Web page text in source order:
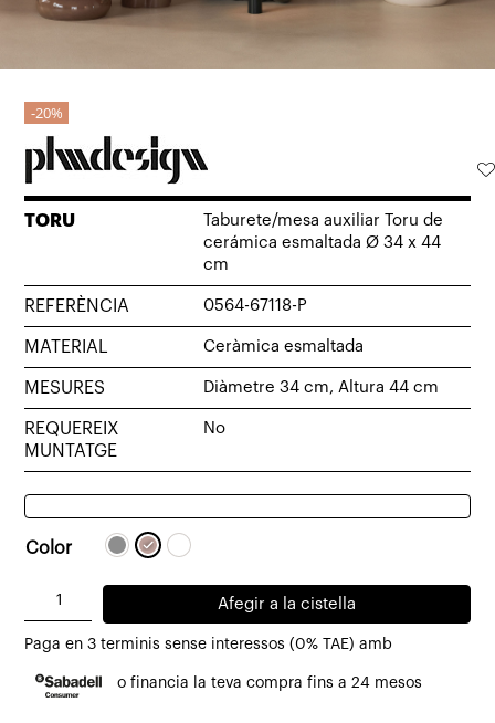
20%
TORU
Taburete/mesa auxiliar Toru de
cerámica esmaltada Ø 34 x 44
cm
REFERÈNCIA 0564-67118-P
MATERIAL Ceràmica esmaltada
MESURES Diàmetre 34 cm, Altura 44 cm
REQUEREIX
MUNTATGE
No
Color
quantitat
Taburete/mesa
auxiliar
Afegir a la cistella
Paga en 3 terminis sense interessos (0% TAE) amb
o financia la teva compra fins a 24 mesos